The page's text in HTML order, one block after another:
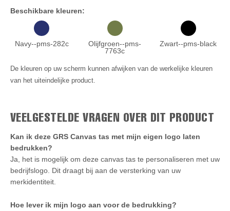
Beschikbare kleuren:
Navy--pms-282c
Olijfgroen--pms-
7763c
Zwart--pms-black
De kleuren op uw scherm kunnen afwijken van de werkelijke kleuren
van het uiteindelijke product.
VEELGESTELDE VRAGEN OVER DIT PRODUCT
Kan ik deze GRS Canvas tas met mijn eigen logo laten
bedrukken?
Ja, het is mogelijk om deze canvas tas te personaliseren met uw
bedrijfslogo. Dit draagt bij aan de versterking van uw
merkidentiteit.
Hoe lever ik mijn logo aan voor de bedrukking?